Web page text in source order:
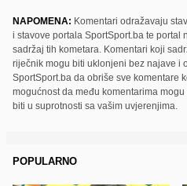
NAPOMENA: Komentari odražavaju
i stavove portala SportSport.ba te portal
sadržaj tih kometara. Komentari koji
riječnik mogu biti uklonjeni bez najave i
SportSport.ba da obriše sve komentare
mogućnost da među komentarima
biti u suprotnosti sa vašim uvjerenjima.
POPULARNO